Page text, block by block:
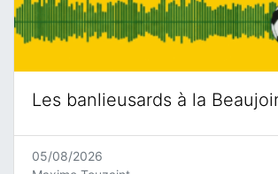
Les banlieusards à la
05/08/2026